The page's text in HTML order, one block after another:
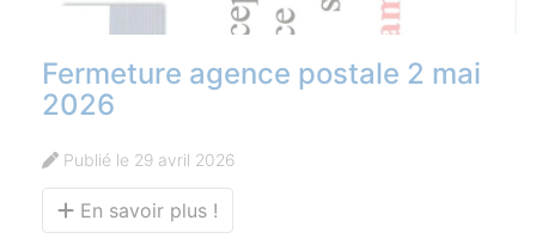
Fermeture agence postale 2 mai
2026
Publié le 29 avril 2026
En savoir plus !